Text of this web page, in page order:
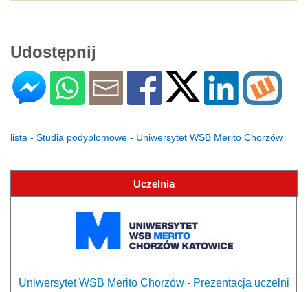
Udostępnij
lista - Studia podyplomowe - Uniwersytet WSB Merito Chorzów
Uczelnia
Uniwersytet WSB Merito Chorzów - Prezentacja uczelni